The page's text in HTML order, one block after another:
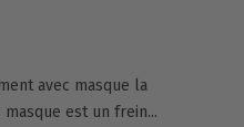
avec masque la
est un frein...